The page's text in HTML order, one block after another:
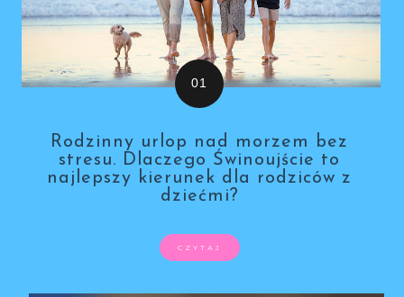
Rodzinny urlop nad morzem bez
stresu. Dlaczego Świnoujście to
najlepszy kierunek dla rodziców z
dziećmi?
CZYTAJ